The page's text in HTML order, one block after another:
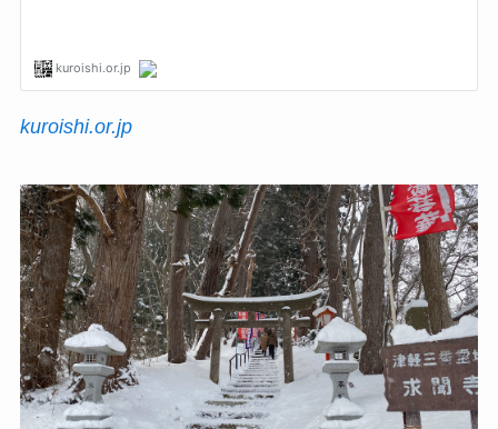
kuroishi.or.jp